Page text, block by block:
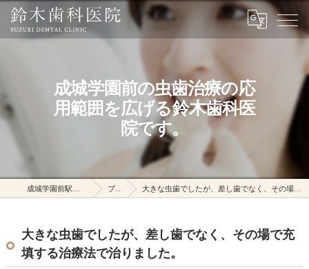
成城学園前の虫歯治療の応
用範囲を広げる鈴木歯科医
院です。
ブログ 大きな虫歯でしたが、差し歯でなく、その場で充填する治療法で治りました。
大きな虫歯でしたが、差し歯でなく、その場で充
填する治療法で治りました。